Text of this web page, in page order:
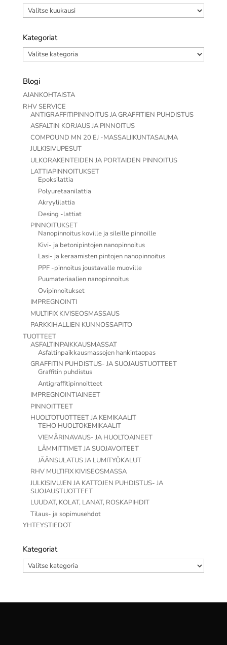
Arkistot
Kategoriat
Kategoriat
Blogi
AJANKOHTAISTA
RHV SERVICE
ANTIGRAFFITIPINNOITUS JA GRAFFITIEN PUHDISTUS
ASFALTIN KORJAUS JA PINNOITUS
COMPOUND MN 20 EJ -MASSALIIKUNTASAUMA
JULKISIVUPESUT
ULKORAKENTEIDEN JA PORTAIDEN PINNOITUS
LATTIAPINNOITUKSET
Epoksilattia
Polyuretaanilattia
Akryylilattia
Desing -lattiat
PINNOITUKSET
Nanopinnoitus koville ja sileille pinnoille
Kivi- ja betonipintojen nanopinnoitus
Lasi- ja keraamisten pintojen nanopinnoitus
PPF -pinnoitus joustavalle muoville
Puumateriaalien nanopinnoitus
Ovipinnoitukset
IMPREGNOINTI
MULTIFIX KIVISEOSMASSAUS
PARKKIHALLIEN KUNNOSSAPITO
TUOTTEET
ASFALTINPAIKKAUSMASSAT
Asfaltinpaikkausmassojen hankintaopas
GRAFFITIN PUHDISTUS- JA SUOJAUSTUOTTEET
Graffitin puhdistus
Antigraffitipinnoitteet
IMPREGNOINTIAINEET
PINNOITTEET
HUOLTOTUOTTEET JA KEMIKAALIT
TEHO HUOLTOKEMIKAALIT
VIEMÄRINAVAUS- JA HUOLTOAINEET
LÄMMITTIMET JA SUOJAVOITEET
JÄÄNSULATUS JA LUMITYÖKALUT
RHV MULTIFIX KIVISEOSMASSA
JULKISIVUJEN JA KATTOJEN PUHDISTUS- JA
SUOJAUSTUOTTEET
LUUDAT, KOLAT, LANAT, ROSKAPIHDIT
Tilaus- ja sopimusehdot
YHTEYSTIEDOT
Kategoriat
Kategoriat